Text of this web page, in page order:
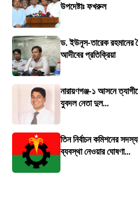
উপদেষ্টাঃ ফখরুল
ড. ইউনূস-তারেক রহমানের
আদীবের প্রতিক্রিয়া
নারায়ণগঞ্জ-১ আসনে
যুবদল নেতা দুল...
তিন নির্বাচন কমিশনের
ব্যবস্থা নেওয়ার ঘোষণা...